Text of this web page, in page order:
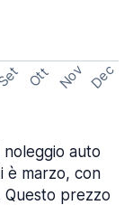
Ott Nov Dec
noleggio auto
è marzo, con
Questo prezzo